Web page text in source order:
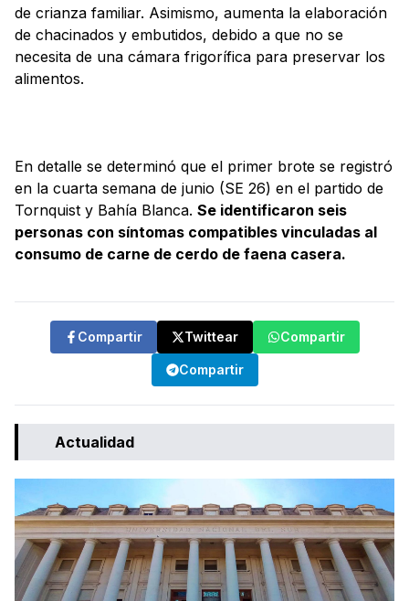
de crianza familiar. Asimismo, aumenta la elaboración
de chacinados y embutidos, debido a que no se
necesita de una cámara frigorífica para preservar los
alimentos.
En detalle se determinó que el primer brote se registró
en la cuarta semana de junio (SE 26) en el partido de
Tornquist y Bahía Blanca. Se identificaron seis
personas con síntomas compatibles vinculadas al
consumo de carne de cerdo de faena casera.
Compartir Twittear Compartir
Compartir
Actualidad